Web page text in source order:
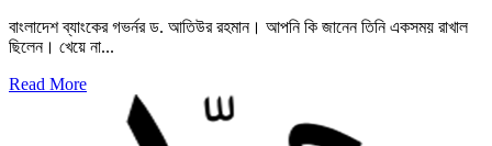
বাংলাদেশ ব্যাংকের গভর্নর ড. আতিউর রহমান। আপনি কি জানেন তিনি একসময় রাখাল
ছিলেন। খেয়ে না...
Read More